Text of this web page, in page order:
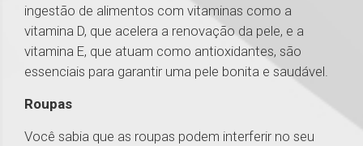
ingestão de alimentos com vitaminas como a
vitamina D, que acelera a renovação da pele, e a
vitamina E, que atuam como antioxidantes, são
essenciais para garantir uma pele bonita e saudável.
Roupas
Você sabia que as roupas podem interferir no seu